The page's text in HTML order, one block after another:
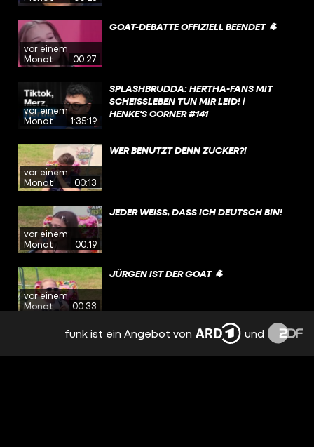
vor einem
Monat
00:27
GOAT-DEBATTE OFFIZIELL BEENDET 🐐
vor einem
Monat
1:35:19
SPLASHBRUDDA: HERTHA-FANS MIT
SCHEISSLEBEN TUN MIR LEID! | H
ENKE'S CORNER #141
vor einem
Monat
00:13
WER BENUTZT DENN ZUCKER?!
vor einem
Monat
00:19
JEDER WEISS, DASS ICH DEUTSCH BIN!
vor einem
Monat
00:33
JÜRGEN IST DER GOAT 🐐
vor einem
HENKE'S CORNER TOGO: ICH WILL NICHT
SO ALT WERDEN! | HENKE'S CORNER #140
funk ist ein Angebot von und